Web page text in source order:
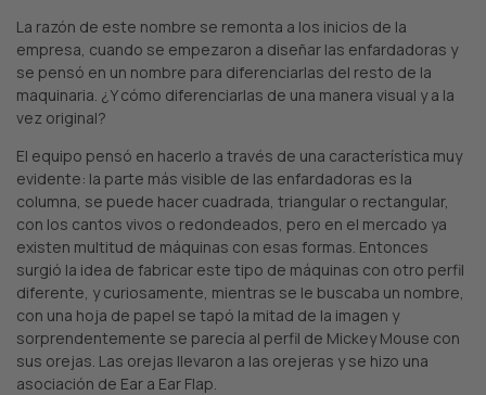
La razón de este nombre se remonta a los inicios de la
empresa, cuando se empezaron a diseñar las enfardadoras y
se pensó en un nombre para diferenciarlas del resto de la
maquinaria. ¿Y cómo diferenciarlas de una manera visual y a la
vez original?
El equipo pensó en hacerlo a través de una característica muy
evidente: la parte más visible de las enfardadoras es la
columna, se puede hacer cuadrada, triangular o rectangular,
con los cantos vivos o redondeados, pero en el mercado ya
existen multitud de máquinas con esas formas. Entonces
surgió la idea de fabricar este tipo de máquinas con otro perfil
diferente, y curiosamente, mientras se le buscaba un nombre,
con una hoja de papel se tapó la mitad de la imagen y
sorprendentemente se parecía al perfil de Mickey Mouse con
sus orejas. Las orejas llevaron a las orejeras y se hizo una
asociación de Ear a Ear Flap.